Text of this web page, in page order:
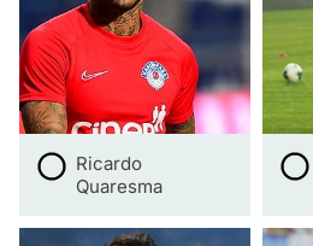
Ricardo
Quaresma